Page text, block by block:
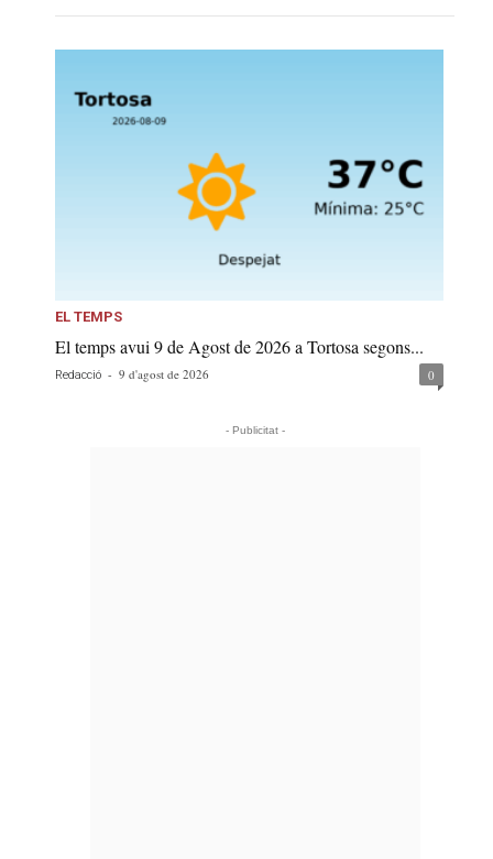
EL TEMPS
El temps avui 9 de Agost de 2026 a Tortosa segons...
Redacció - 9 d'agost de 2026 0
- Publicitat -